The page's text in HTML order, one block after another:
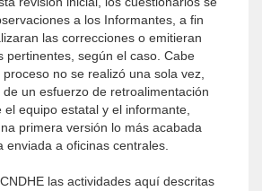
a los Informantes, a fin
las correcciones o emitieran
pertinentes, según el caso. Cabe
no se realizó una sola vez,
un esfuerzo de retroalimentación
equipo estatal y el informante,
primera versión lo más acabada
enviada a oficinas centrales.
las actividades aquí descritas